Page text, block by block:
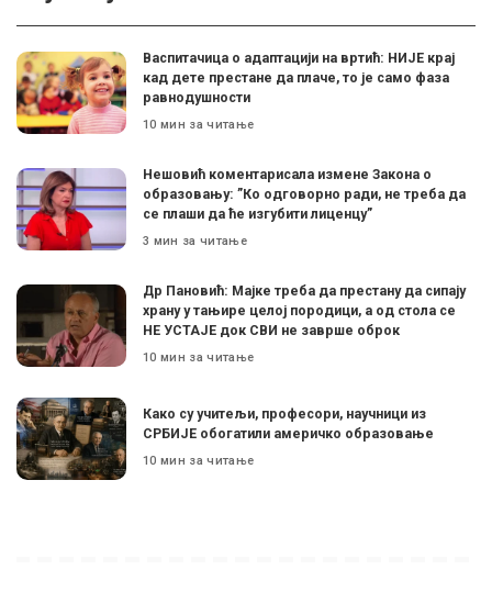
Васпитачица о адаптацији на вртић: НИЈЕ крај
кад дете престане да плаче, то је само фаза
равнодушности
10 мин за читање
Нешовић коментарисала измене Закона о
образовању: ”Ко одговорно ради, не треба да
се плаши да ће изгубити лиценцу”
3 мин за читање
Др Пановић: Мајке треба да престану да сипају
храну у тањире целој породици, а од стола се
НЕ УСТАЈЕ док СВИ не заврше оброк
10 мин за читање
Како су учитељи, професори, научници из
СРБИЈЕ обогатили америчко образовање
10 мин за читање